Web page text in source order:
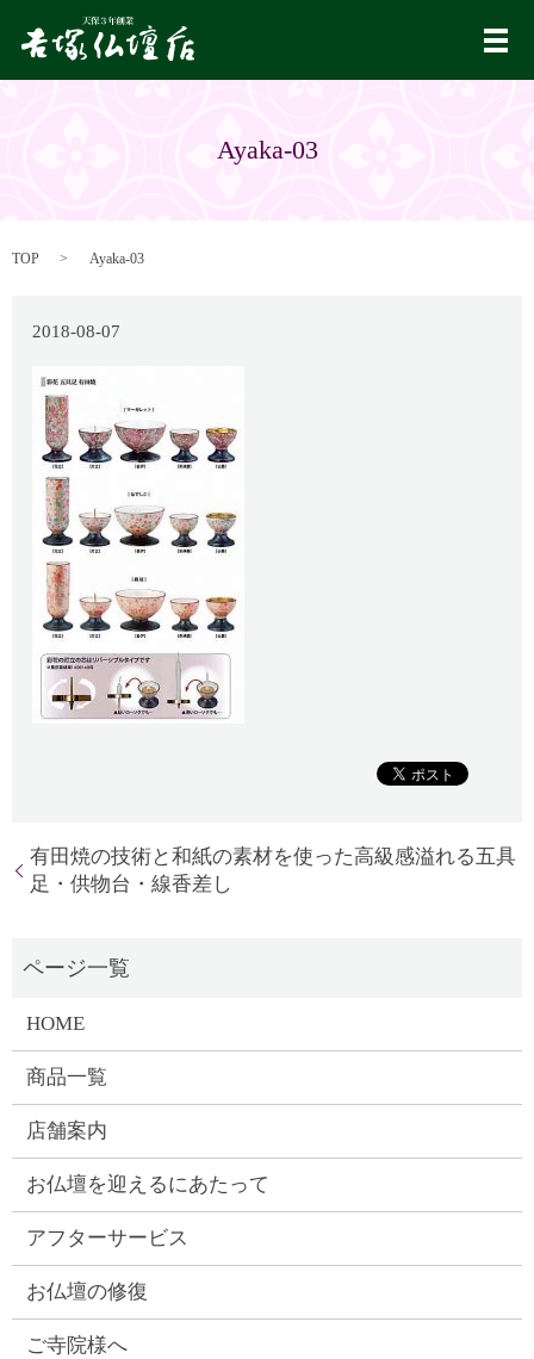
メ
Ayaka-03
TOP Ayaka-03
2018-08-07
有田焼の技術と和紙の素材を使った高級感溢れる五具
足・供物台・線香差し
HOME
商品一覧
店舗案内
お仏壇を迎えるにあたって
アフターサービス
お仏壇の修復
ご寺院様へ